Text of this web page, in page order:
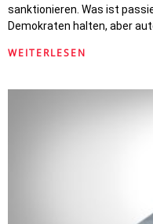
sanktionieren. Was ist
Demokraten halten, aber
WEITERLESEN